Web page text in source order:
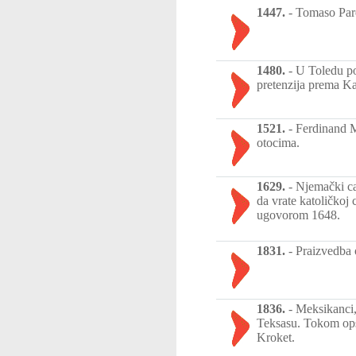
1447. - Tomaso
1480. - U Toledu
pretenzija prema
1521. - Ferdinand
otocima.
1629. - Njemački
da vrate katoličkoj
ugovorom 1648.
1831. - Praizvedba
1836. -
Teksasu. Tokom
Kroket.